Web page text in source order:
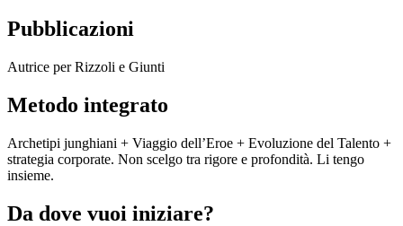
Pubblicazioni
Autrice per Rizzoli e Giunti
Metodo integrato
Archetipi junghiani + Viaggio dell’Eroe + Evoluzione del Talento +
strategia corporate. Non scelgo tra rigore e profondità. Li tengo
insieme.
Da dove vuoi iniziare?